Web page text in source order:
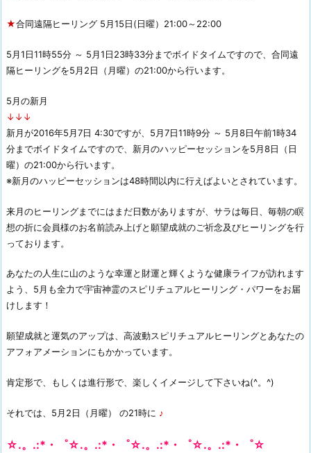
★合同遠隔ヒーリング 5月15日(日曜）21:00～22:00
5月1日11時55分 ～ 5月1日23時33分までボイドタイムですので、合同遠
隔ヒーリングを5月2日（月曜）の21:00から行います。
5月の新月
↓↓↓
新月が2016年5月7日 4:30ですが、5月7日11時9分 ～ 5月8日午前1時34
分までボイドタイムですので、新月のハッピーセッションを5月8日（日
曜）の21:00から行います。
※新月のハッピーセッションは48時間以内に行えばよいとされています。
来月のヒーリングまでにはまだ日数がありますが、サラは毎日、毎朝の瞑
想の折に会員様のお名前読み上げと願望成就のご祈念及びヒーリングを行
っております。
あなたの人生に山のような幸運と財運と輝くような健康ライフが訪れます
よう、5月も全力で宇宙神霊のスピリチュアルヒーリング・パワーをお届
けします！
願望成就と運気のアップは、高波動スピリチュアルヒーリングとあなたの
アフォアメーションにもかかっています。
肯定形で、もしくは進行形で、楽しくイメージして下さいね(^。^)
それでは、5月2日（月曜） の21時に ♪
☆.。.:*・゜☆.。.:*・゜☆.。.:*・゜☆.。.:*・゜☆